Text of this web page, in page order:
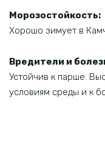
Морозостойкость:
Хорошо зимует в
Вредители и
Устойчив к парше.
условиям среды и к